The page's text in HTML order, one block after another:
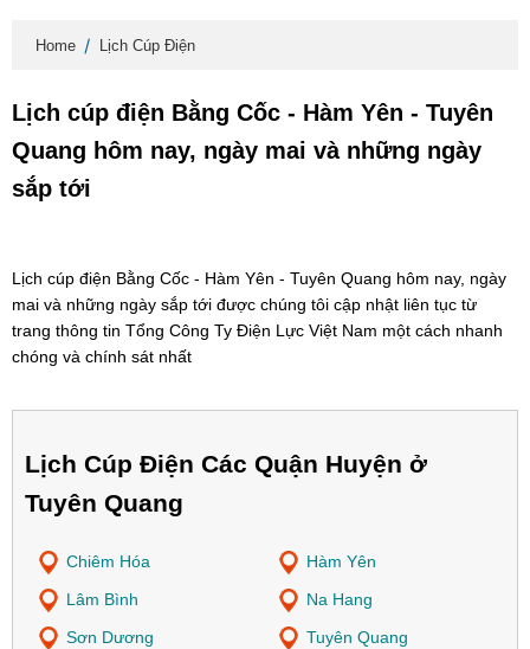
Home Lịch Cúp Điện
Lịch cúp điện Bằng Cốc - Hàm Yên - Tuyên
Quang hôm nay, ngày mai và những ngày
sắp tới
Lịch cúp điện Bằng Cốc - Hàm Yên - Tuyên Quang hôm nay, ngày
mai và những ngày sắp tới được chúng tôi cập nhật liên tục từ
trang thông tin Tổng Công Ty Điện Lực Việt Nam một cách nhanh
chóng và chính sát nhất
Lịch Cúp Điện Các Quận Huyện ở
Tuyên Quang
Chiêm Hóa
Hàm Yên
Lâm Bình
Na Hang
Sơn Dương
Tuyên Quang